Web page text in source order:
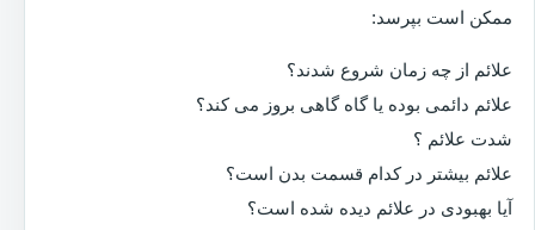
ممکن است بپرسد:
علائم از چه زمان شروع شدند؟
علائم دائمی بوده یا گاه گاهی بروز می کند؟
شدت علائم ؟
علائم بیشتر در کدام قسمت بدن است؟
آیا بهبودی در علائم دیده شده است؟